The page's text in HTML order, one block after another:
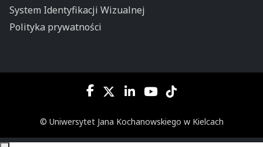
System Identyfikacji Wizualnej
Polityka prywatności
© Uniwersytet Jana Kochanowskiego w Kielcach